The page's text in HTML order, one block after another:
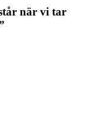
när vi tar